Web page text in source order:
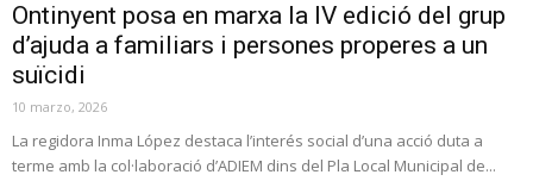
Ontinyent posa en marxa la IV edició del grup
d’ajuda a familiars i persones properes a un
suïcidi
10 marzo, 2026
La regidora Inma López destaca l’interés social d’una acció duta a
terme amb la col·laboració d’ADIEM dins del Pla Local Municipal de...